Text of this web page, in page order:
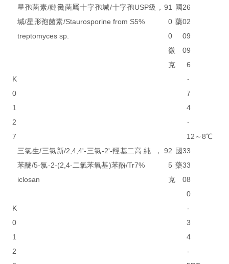
K
0
1
2
7
星孢菌素/鏈黴菌屬十字孢堿/十字孢
堿/星形孢菌素/Staurosporine from S
treptomyces sp.
USP級，9
5%
1
0
0
微
克
國
藥
2
0
0
0
6
2
9
9
6
-
7
4
-
1 2～8℃
K
0
1
2
三氯生/三氯新/2,4,4'-三氯-2'-羥基二
苯醚/5-氯-2-(2,4-二氯苯氧基)苯酚/Tr
iclosan
高純，9
7%
2
5
克
國
藥
3
3
0
3
3
8
0
-
3
4
-